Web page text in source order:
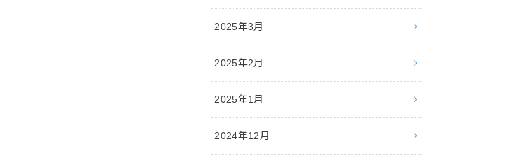
2025年3月
2025年2月
2025年1月
2024年12月